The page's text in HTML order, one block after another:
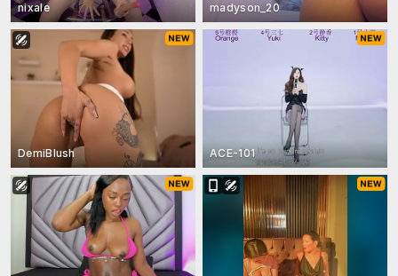
nixale madyson_20
DemiBlush ACE-101